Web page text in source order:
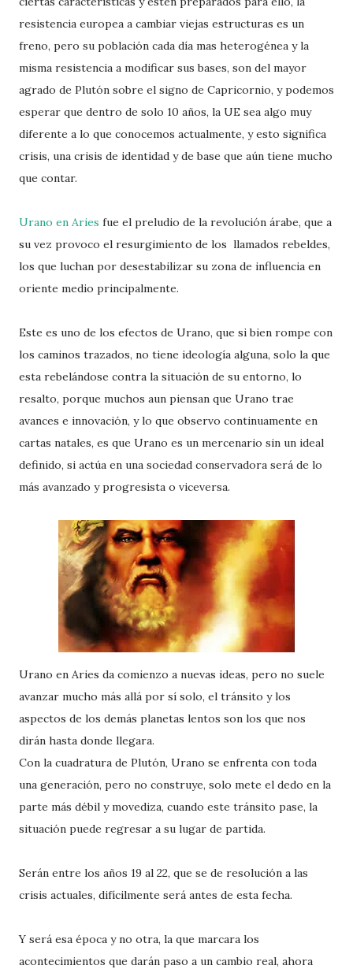
resistencia europea a cambiar viejas estructuras es un
freno, pero su población cada día mas heterogénea y la
misma resistencia a modificar sus bases, son del mayor
agrado de Plutón sobre el signo de Capricornio, y podemos
esperar que dentro de solo 10 años, la UE sea algo muy
diferente a lo que conocemos actualmente, y esto significa
crisis, una crisis de identidad y de base que aún tiene mucho
que contar.
Urano en Aries fue el preludio de la revolución árabe, que a
su vez provoco el resurgimiento de los llamados rebeldes,
los que luchan por desestabilizar su zona de influencia en
oriente medio principalmente.
Este es uno de los efectos de Urano, que si bien rompe con
los caminos trazados, no tiene ideología alguna, solo la que
esta rebelándose contra la situación de su entorno, lo
resalto, porque muchos aun piensan que Urano trae
avances e innovación, y lo que observo continuamente en
cartas natales, es que Urano es un mercenario sin un ideal
definido, si actúa en una sociedad conservadora será de lo
más avanzado y progresista o viceversa.
Urano en Aries da comienzo a nuevas ideas, pero no suele
avanzar mucho más allá por sí solo, el tránsito y los
aspectos de los demás planetas lentos son los que nos
dirán hasta donde llegara.
Con la cuadratura de Plutón, Urano se enfrenta con toda
una generación, pero no construye, solo mete el dedo en la
parte más débil y movediza, cuando este tránsito pase, la
situación puede regresar a su lugar de partida.
Serán entre los años 19 al 22, que se de resolución a las
crisis actuales, difícilmente será antes de esta fecha.
Y será esa época y no otra, la que marcara los
acontecimientos que darán paso a un cambio real, ahora